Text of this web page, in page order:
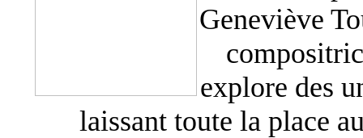
Geneviève
explore des
laissant toute la place